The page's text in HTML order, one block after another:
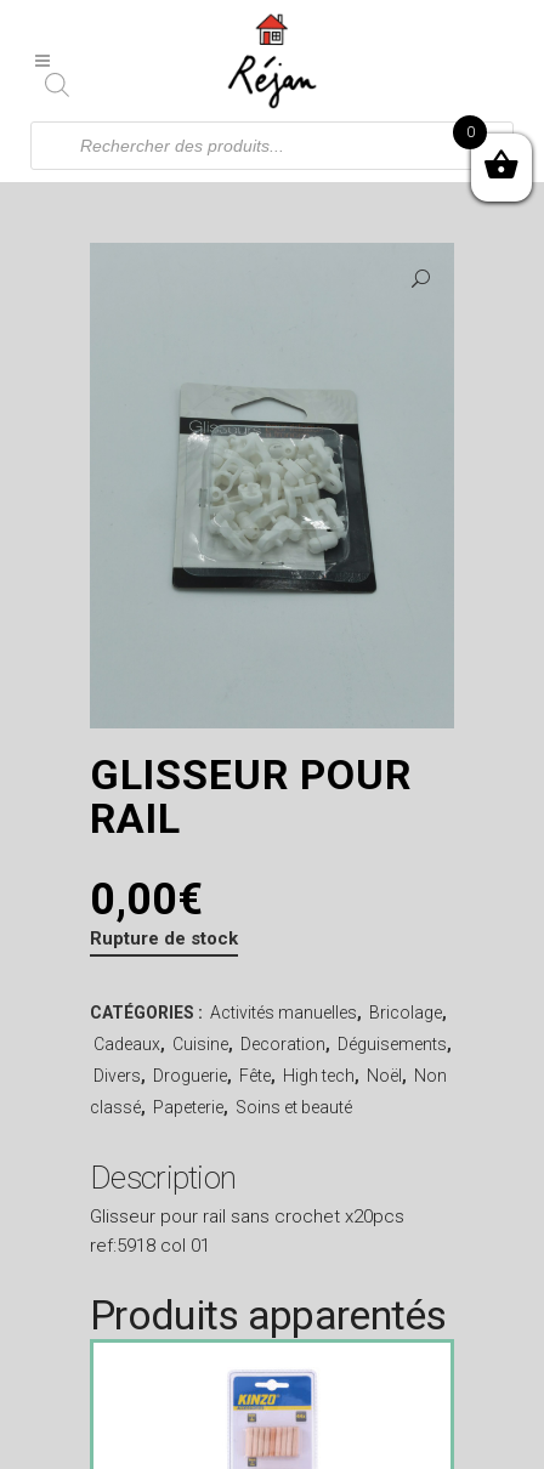
Recherche
produits
GLISSEUR POUR
RAIL
0,00€
Rupture de stock
CATÉGORIES : Activités manuelles, Bricolage,
Cadeaux, Cuisine, Decoration, Déguisements,
Divers, Droguerie, Fête, High tech, Noël , Non
classé, Papeterie, Soins et beauté
Description
Glisseur pour rail sans crochet x20pcs
ref:5918 col 01
Produits apparentés
0